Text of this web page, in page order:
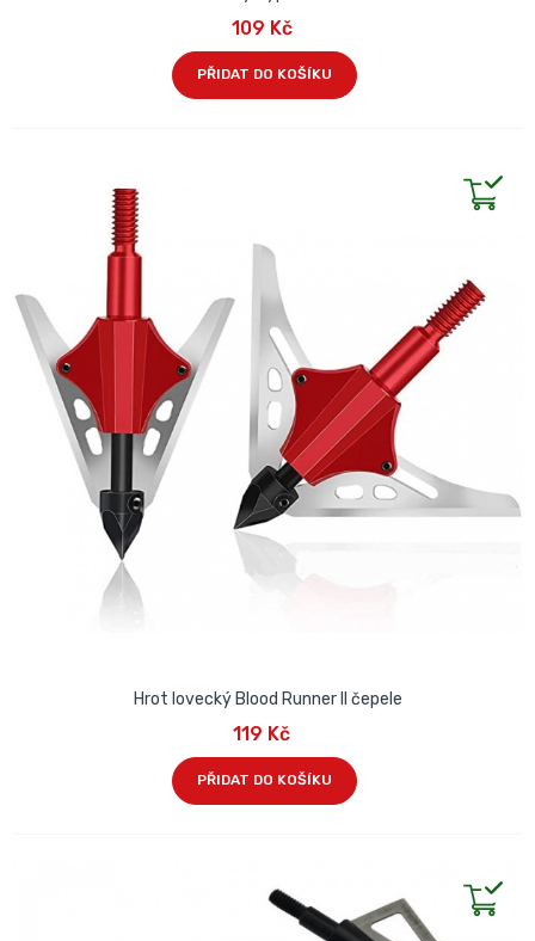
109 Kč
PŘIDAT DO KOŠÍKU
Hrot lovecký Blood Runner II čepele
119 Kč
PŘIDAT DO KOŠÍKU